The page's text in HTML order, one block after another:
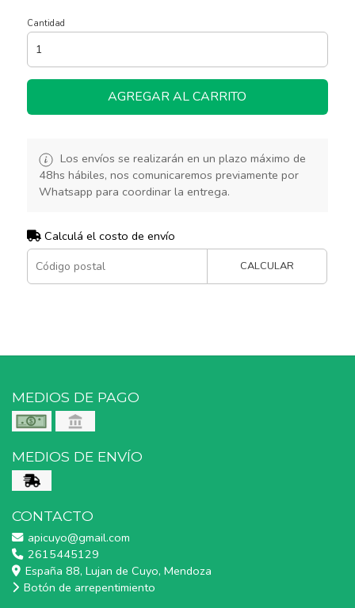
Cantidad
AGREGAR AL CARRITO
Los envíos se realizarán en un plazo máximo de
48hs hábiles, nos comunicaremos previamente por
Whatsapp para coordinar la entrega.
Calculá el costo de envío
CALCULAR
MEDIOS DE PAGO
MEDIOS DE ENVÍO
CONTACTO
apicuyo@gmail.com
2615445129
España 88, Lujan de Cuyo, Mendoza
Botón de arrepentimiento